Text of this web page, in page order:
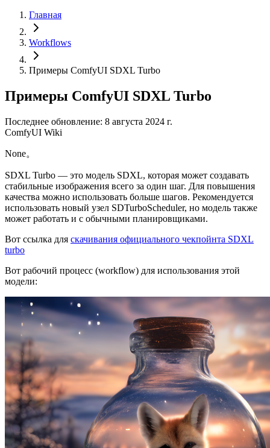
Главная
Workflows
Примеры ComfyUI SDXL Turbo
Примеры ComfyUI SDXL Turbo
Последнее обновление: 8 августа 2024 г.
ComfyUI Wiki
None。
SDXL Turbo — это модель SDXL, которая может создавать
стабильные изображения всего за один шаг. Для повышения
качества можно использовать больше шагов. Рекомендуется
использовать новый узел SDTurboScheduler, но модель также
может работать и с обычными планировщиками.
Вот ссылка для скачивания официального чекпойнта SDXL
turbo
Вот рабочий процесс (workflow) для использования этой
модели: